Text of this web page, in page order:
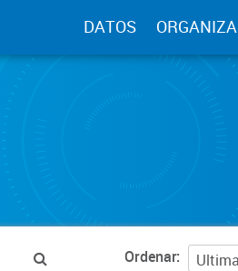
DATOS
Ordenar